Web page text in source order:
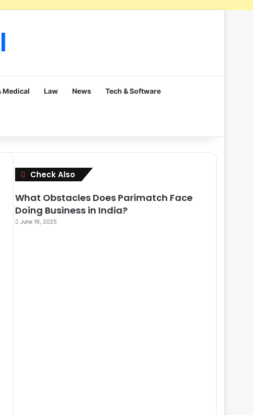
Medical Law News Tech & Software
Check Also
Close
What Obstacles Does Parimatch Face
Doing Business in India?
June 16, 2025